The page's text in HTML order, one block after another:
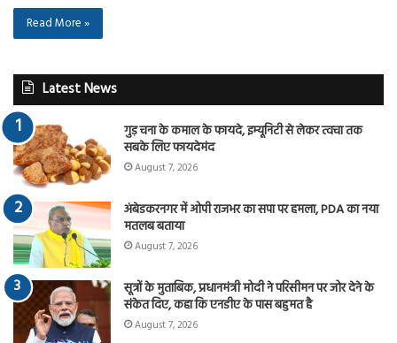
Read More »
Latest News
गुड़ चना के कमाल के फायदे, इम्यूनिटी से लेकर त्वचा तक
सबके लिए फायदेमंद
August 7, 2026
अंबेडकरनगर में ओपी राजभर का सपा पर हमला, PDA का नया
मतलब बताया
August 7, 2026
सूत्रों के मुताबिक, प्रधानमंत्री मोदी ने परिसीमन पर जोर देने के
संकेत दिए, कहा कि एनडीए के पास बहुमत है
August 7, 2026